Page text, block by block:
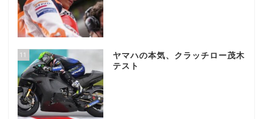
11
ヤマハの本気、クラッチロー茂木
テスト